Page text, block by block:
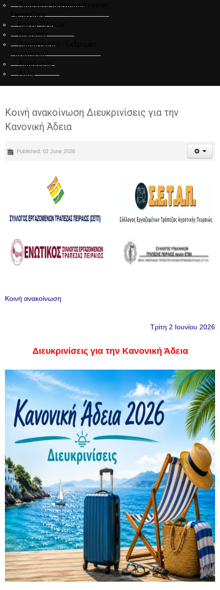
Πρόσθετο πρόγραμμα υγείας
FamilyCare
Κάρτα "ΠΑΡΟΝ"
Διακοπές
Παραστάσεις - Εκδρομές -
Ξεναγήσεις
Αιμοδοσία
Άλλα
Κοινή ανακοίνωση Διευκρινίσεις για την
Κανονική Άδεια
Published: 02 June 2026
Κοινή ανακοίνωση
Τρίτη 2 Ιουνίου 2026
Διευκρινίσεις για την Κανονική Άδεια